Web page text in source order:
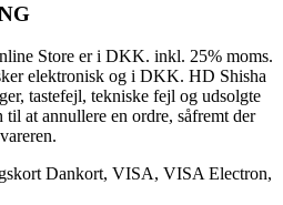
Store er i DKK. inkl. 25% moms.
elektronisk og i DKK. HD Shisha
tastefejl, tekniske fejl og udsolgte
at annullere en ordre, såfremt der
Dankort, VISA, VISA Electron,